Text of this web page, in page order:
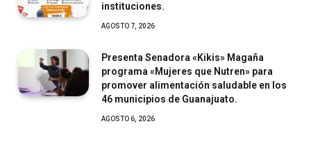
instituciones.
AGOSTO 7, 2026
Presenta Senadora «Kikis» Magaña
programa «Mujeres que Nutren» para
promover alimentación saludable en los
46 municipios de Guanajuato.
AGOSTO 6, 2026